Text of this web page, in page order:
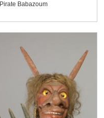
Pirate Babazoum